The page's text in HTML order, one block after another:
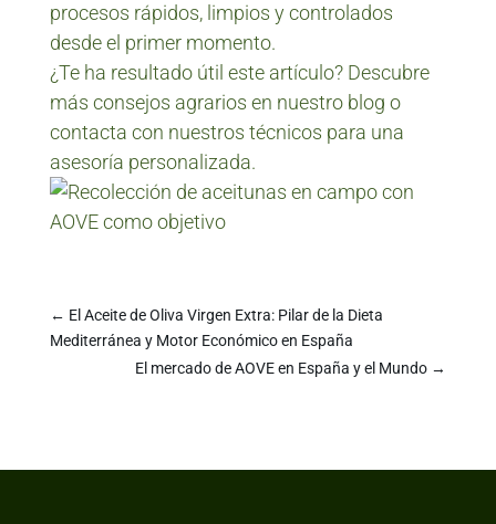
procesos rápidos, limpios y controlados
desde el primer momento.
¿Te ha resultado útil este artículo? Descubre
más consejos agrarios en nuestro blog o
contacta con nuestros técnicos para una
asesoría personalizada.
← El Aceite de Oliva Virgen Extra: Pilar de la Dieta
Mediterránea y Motor Económico en España
El mercado de AOVE en España y el Mundo →